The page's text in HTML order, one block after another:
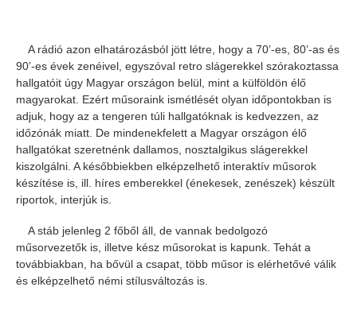
A rádió azon elhatározásból jött létre, hogy a 70’-es, 80’-as és
90’-es évek zenéivel, egyszóval retro slágerekkel szórakoztassa
hallgatóit úgy Magyar országon belül, mint a külföldön élő
magyarokat. Ezért műsoraink ismétlését olyan időpontokban is
adjuk, hogy az a tengeren túli hallgatóknak is kedvezzen, az
időzónák miatt. De mindenekfelett a Magyar országon élő
hallgatókat szeretnénk dallamos, nosztalgikus slágerekkel
kiszolgálni. A későbbiekben elképzelhető interaktív műsorok
készítése is, ill. híres emberekkel (énekesek, zenészek) készült
riportok, interjúk is.
A stáb jelenleg 2 főből áll, de vannak bedolgozó
műsorvezetők is, illetve kész műsorokat is kapunk. Tehát a
továbbiakban, ha bővül a csapat, több műsor is elérhetővé válik
és elképzelhető némi stílusváltozás is.